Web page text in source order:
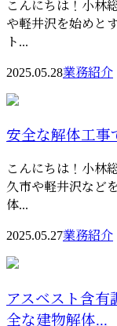
こんにちは！小林
や軽井沢を始めと
ト...
2025.05.28業務紹介
安全な解体工事
こんにちは！小林
久市や軽井沢など
体...
2025.05.27業務紹介
アスベスト含有
全な建物解体...